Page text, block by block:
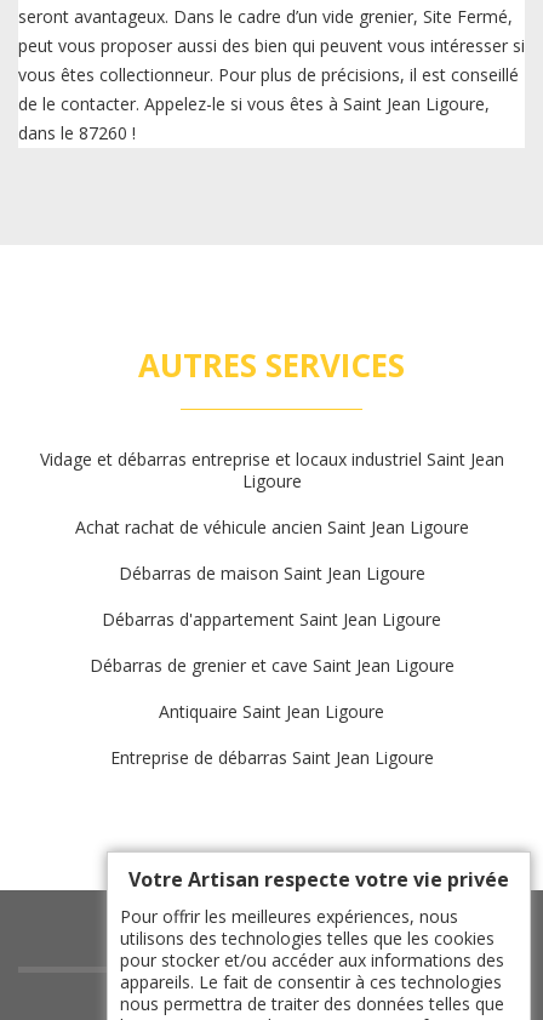
seront avantageux. Dans le cadre d’un vide grenier, Site Fermé,
peut vous proposer aussi des bien qui peuvent vous intéresser si
vous êtes collectionneur. Pour plus de précisions, il est conseillé
de le contacter. Appelez-le si vous êtes à Saint Jean Ligoure,
dans le 87260 !
AUTRES SERVICES
Vidage et débarras entreprise et locaux industriel Saint Jean
Ligoure
Achat rachat de véhicule ancien Saint Jean Ligoure
Débarras de maison Saint Jean Ligoure
Débarras d'appartement Saint Jean Ligoure
Débarras de grenier et cave Saint Jean Ligoure
Antiquaire Saint Jean Ligoure
Entreprise de débarras Saint Jean Ligoure
indisponible
Votre Artisan respecte votre vie privée
Pour offrir les meilleures expériences, nous
utilisons des technologies telles que les cookies
pour stocker et/ou accéder aux informations des
appareils. Le fait de consentir à ces technologies
nous permettra de traiter des données telles que